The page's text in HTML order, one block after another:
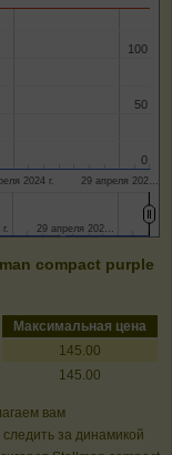
2024 г. 29 апреля 202…
0
0
50
50
100
100
29 апреля 202…
29 апреля 202…
compact purple
Максимальная цена
145.00
145.00
вам
за динамикой